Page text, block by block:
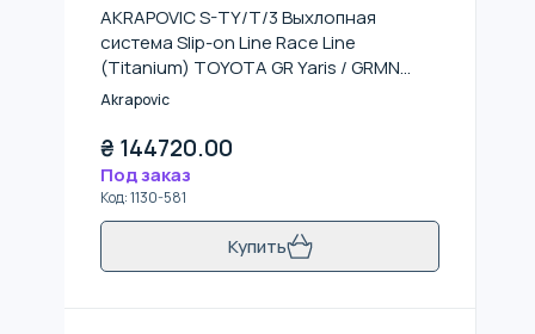
AKRAPOVIC S-TY/T/3 Выхлопная
система Slip-on Line Race Line
(Titanium) TOYOTA GR Yaris / GRMN
Yaris 2024-
Akrapovic
₴ 144720.00
Под заказ
Код:1130-581
Купить